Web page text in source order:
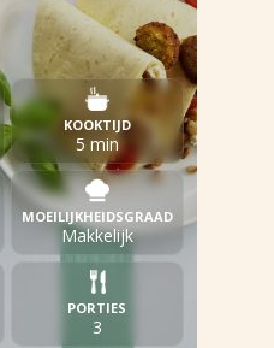
KOOKTIJD
5 min
MOEILIJKHEIDSGRAAD
Makkelijk
PORTIES
3